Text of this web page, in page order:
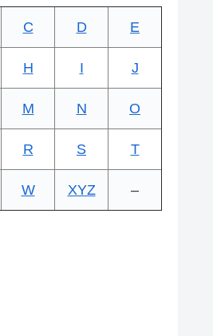
C D E
H I J
M N O
R S T
W XYZ –